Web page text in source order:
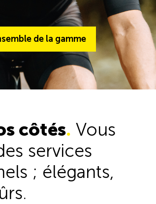
de la gamme
de la gammeVoir l'ensemble de la
côtés. Vous
services
; élégants,